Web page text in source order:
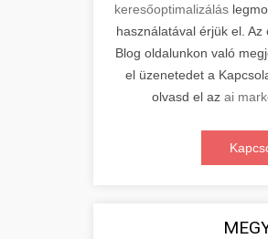
keresőoptimalizálás
használatával érjük el.
Blog oldalunkon való
el üzenetedet a
olvasd el az ai